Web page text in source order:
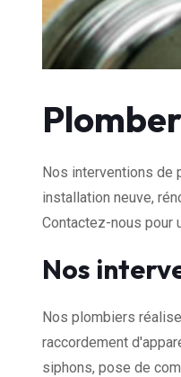
Nos interventions de
installation neuve,
Contactez-nous pour
Nos
Nos plombiers
raccordement
siphons, pose de